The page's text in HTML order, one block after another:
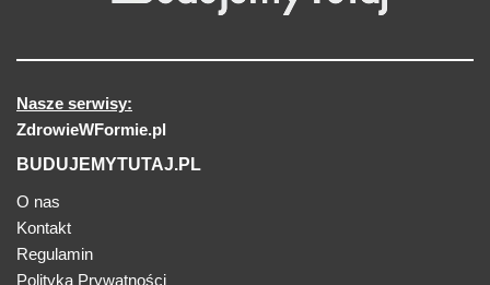
Nasze serwisy:
ZdrowieWFormie.pl
BUDUJEMYTUTAJ.PL
O nas
Kontakt
Regulamin
Polityka Prywatności